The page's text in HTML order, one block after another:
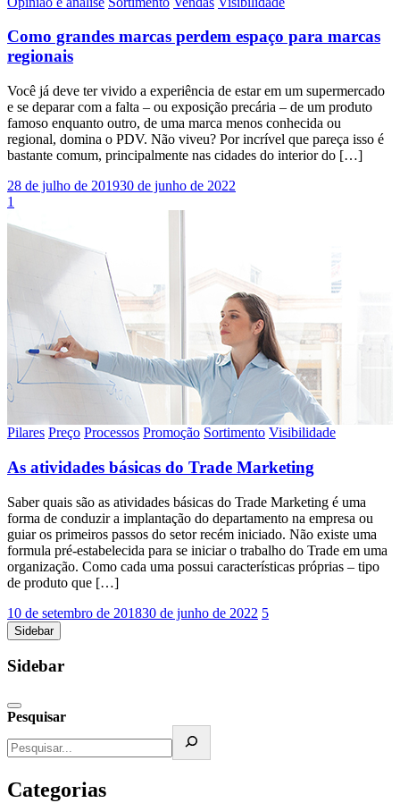
Como grandes marcas perdem espaço para marcas
regionais
Você já deve ter vivido a experiência de estar em um supermercado
e se deparar com a falta – ou exposição precária – de um produto
famoso enquanto outro, de uma marca menos conhecida ou
regional, domina o PDV. Não viveu? Por incrível que pareça isso é
bastante comum, principalmente nas cidades do interior do […]
28 de julho de 201930 de junho de 2022
1
Pilares Preço Processos Promoção Sortimento Visibilidade
As atividades básicas do Trade Marketing
Saber quais são as atividades básicas do Trade Marketing é uma
forma de conduzir a implantação do departamento na empresa ou
guiar os primeiros passos do setor recém iniciado. Não existe uma
formula pré-estabelecida para se iniciar o trabalho do Trade em uma
organização. Como cada uma possui características próprias – tipo
de produto que […]
10 de setembro de 201830 de junho de 2022 5
Sidebar
Sidebar
Pesquisar
Categorias